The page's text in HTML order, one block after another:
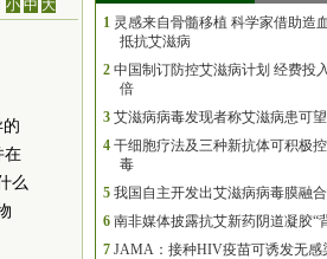
小 中 大
在
么
1 灵感来自骨髓移植 科学家借助造
抵抗艾滋病
2 中国制订防控艾滋病计划 经费投
倍
3 艾滋病病毒发现者称艾滋病患可
4 干细胞疗法及三种新抗体可积极
毒
5 我国自主开发出艾滋病病毒膜融
6 南非媒体披露抗艾新药阴道凝胶“
7 JAMA：接种HIV疫苗可诱发无感